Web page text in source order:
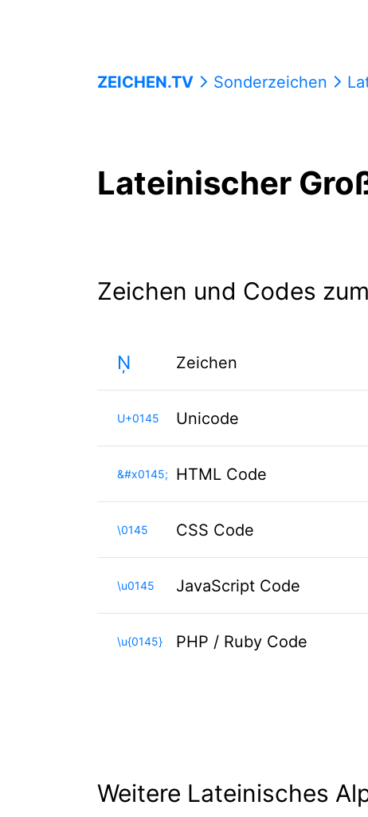
ZEICHEN.TV Sonderzeichen
Lateinischer
Zeichen und Codes
Ņ Zeichen
U+0145 Unicode
&#x0145; HTML Code
\0145 CSS Code
\u0145 JavaScript Code
\u{0145} PHP / Ruby Code
Weitere Lateinisches